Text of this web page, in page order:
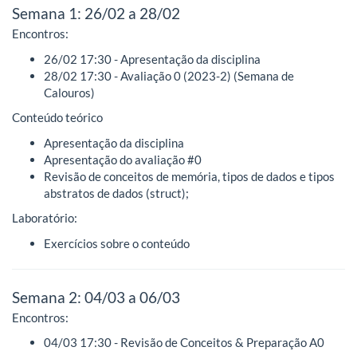
Semana 1: 26/02 a 28/02
Encontros:
26/02 17:30 - Apresentação da disciplina
28/02 17:30 - Avaliação 0 (2023-2) (Semana de
Calouros)
Conteúdo teórico
Apresentação da disciplina
Apresentação do avaliação #0
Revisão de conceitos de memória, tipos de dados e tipos
abstratos de dados (struct);
Laboratório:
Exercícios sobre o conteúdo
Semana 2: 04/03 a 06/03
Encontros:
04/03 17:30 - Revisão de Conceitos & Preparação A0